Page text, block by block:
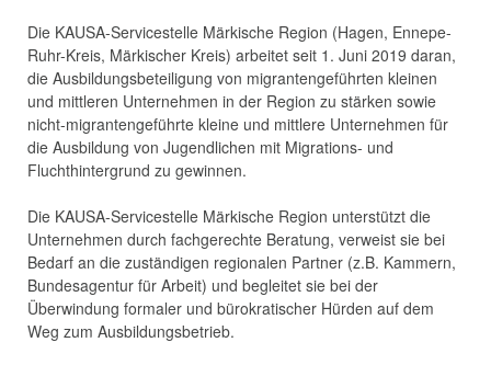
Die KAUSA-Servicestelle Märkische Region (Hagen, Ennepe-
Ruhr-Kreis, Märkischer Kreis) arbeitet seit 1. Juni 2019 daran,
die Ausbildungsbeteiligung von migrantengeführten kleinen
und mittleren Unternehmen in der Region zu stärken sowie
nicht-migrantengeführte kleine und mittlere Unternehmen für
die Ausbildung von Jugendlichen mit Migrations- und
Fluchthintergrund zu gewinnen.
Die KAUSA-Servicestelle Märkische Region unterstützt die
Unternehmen durch fachgerechte Beratung, verweist sie bei
Bedarf an die zuständigen regionalen Partner (z.B. Kammern,
Bundesagentur für Arbeit) und begleitet sie bei der
Überwindung formaler und bürokratischer Hürden auf dem
Weg zum Ausbildungsbetrieb.